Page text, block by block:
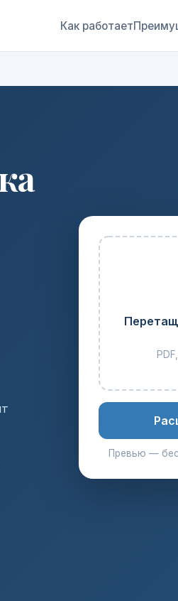
Как работает
Превью —